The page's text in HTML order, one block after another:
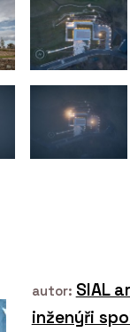
autor: SIAL
inženýři